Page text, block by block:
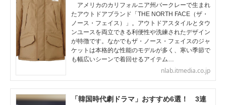
アメリカのカリフォルニア州バークレーで生まれ
たアウトドアブランド「THE NORTH FACE（ザ・
ノース・フェイス）」。アウトドアスタイルとタウ
ンユースを両立できる利便性や洗練されたデザイン
が特徴です。なかでもザ・ノース・フェイスのジャ
ケットは本格的な性能のモデルが多く、寒い季節で
も幅広いシーンで着回せるアイテム…
nlab.itmedia.co.jp
「韓国時代劇ドラマ」おすすめ6選！ 3連